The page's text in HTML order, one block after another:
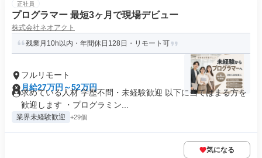
正社員
プログラマー 最短3ヶ月で現場デビュー
株式会社ネオアクト
残業月10h以内・年間休日128日・リモート可
フルリモート
月給27万円～52万円
求めている人材 学歴不問・未経験歓迎 以下に当てはまる方を
歓迎します ・プログラミン...
業界未経験歓迎 +29個
気になる